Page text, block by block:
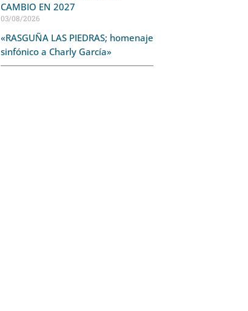
CAMBIO EN 2027
03/08/2026
«RASGUÑA LAS PIEDRAS; homenaje
sinfónico a Charly García»